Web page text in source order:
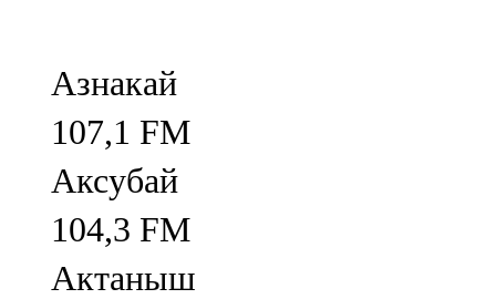
Азнакай
107,1 FM
Аксубай
104,3 FM
Актаныш